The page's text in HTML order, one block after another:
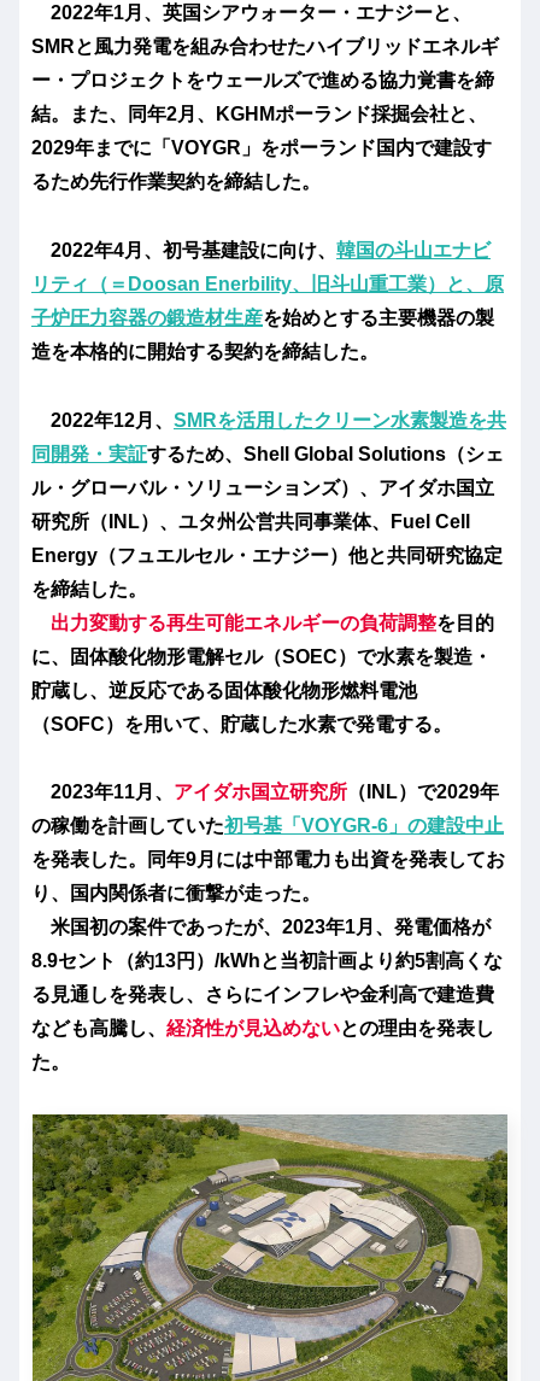
2022年1月、英国シアウォーター・エナジーと、
SMRと風力発電を組み合わせたハイブリッドエネルギ
ー・プロジェクトをウェールズで進める協力覚書を締
結。また、同年2月、KGHMポーランド採掘会社と、
2029年までに「VOYGR」をポーランド国内で建設す
るため先行作業契約を締結した。
2022年4月、初号基建設に向け、 韓国の斗山エナビ
リティ（＝Doosan Enerbility、旧斗山重工業）と、原
子炉圧力容器の鍛造材生産を始めとする主要機器の製
造を本格的に開始する契約を締結した。
2022年12月、 SMRを活用したクリーン水素製造を共
同開発・実証するため、Shell Global Solutions（シェ
ル・グローバル・ソリューションズ）、アイダホ国立
研究所（INL）、ユタ州公営共同事業体、Fuel Cell
Energy（フュエルセル・エナジー）他と共同研究協定
を締結した。
出力変動する再生可能エネルギーの負荷調整を目的
に、固体酸化物形電解セル（SOEC）で水素を製造・
貯蔵し、逆反応である固体酸化物形燃料電池
（SOFC）を用いて、貯蔵した水素で発電する。
2023年11月、 アイダホ国立研究所 （INL）で2029年
の稼働を計画していた初号基「VOYGR-6」の建設中止
を発表した。同年9月には中部電力も出資を発表してお
り、国内関係者に衝撃が走った。
米国初の案件であったが、2023年1月、発電価格が
8.9セント（約13円）/kWhと当初計画より約5割高くな
る見通しを発表し、さらにインフレや金利高で建造費
なども高騰し、 経済性が見込めないとの理由を発表し
た。